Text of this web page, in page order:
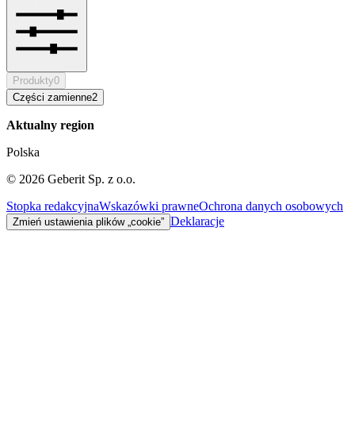
Produkty0
Części zamienne2
Aktualny region
Polska
© 2026 Geberit Sp. z o.o.
Stopka redakcyjnaWskazówki prawneOchrona danych osobowych
Zmień ustawienia plików „cookie” Deklaracje